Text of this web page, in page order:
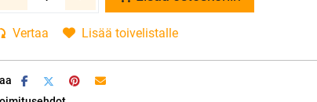
Vertaa Lisää toivelistalle